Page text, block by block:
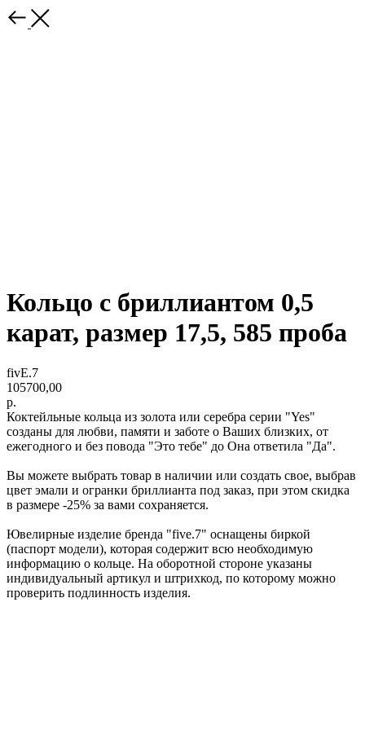
Кольцо с бриллиантом 0,5
карат, размер 17,5, 585 проба
fivE.7
105700,00
р.
Коктейльные кольца из золота или серебра серии "Yes"
созданы для любви, памяти и заботе о Ваших близких, от
ежегодного и без повода "Это тебе" до Она ответила "Да".
Вы можете выбрать товар в наличии или создать свое, выбрав
цвет эмали и огранки бриллианта под заказ, при этом скидка
в размере -25% за вами сохраняется.
Ювелирные изделие бренда "five.7" оснащены биркой
(паспорт модели), которая содержит всю необходимую
информацию о кольце. На оборотной стороне указаны
индивидуальный артикул и штрихкод, по которому можно
проверить подлинность изделия.